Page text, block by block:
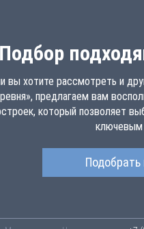
Подбор
вы хотите рассмотреть и
предлагаем вам
который позволяет
ключевым
Подобрать